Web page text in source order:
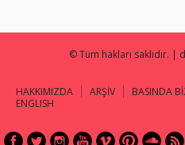
© Tüm hakları saklıdır. |
HAKKIMIZDA ARŞİV BASINDA
ENGLISH